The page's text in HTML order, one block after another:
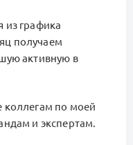
графика
получаем
активную в
коллегам по моей
и экспертам.